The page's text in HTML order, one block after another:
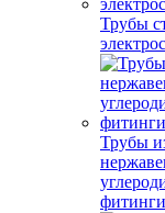
Трубы
Трубы
фитинги